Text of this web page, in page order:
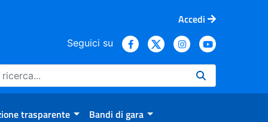
Accedi
Seguici su
trasparente Bandi di gara